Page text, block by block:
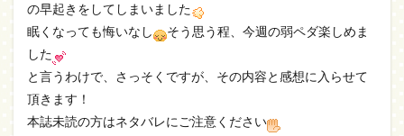
の早起きをしてしまいました
眠くなっても悔いなし
そう思う程、今週の弱ペダ楽しめま
した
と言うわけで、さっそくですが、その内容と感想に入らせて
頂きます！
本誌未読の方はネタバレにご注意ください